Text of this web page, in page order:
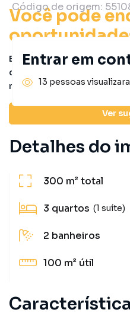
Você pode
Este imóvel não está mais
conferir outros em nosso
receber mais informações.
Ver
Detalhes do
300 m²total
3 quartos (1 suíte)
2 banheiros
100 m² útil
Código de origem:
Entrar em
13 pessoas